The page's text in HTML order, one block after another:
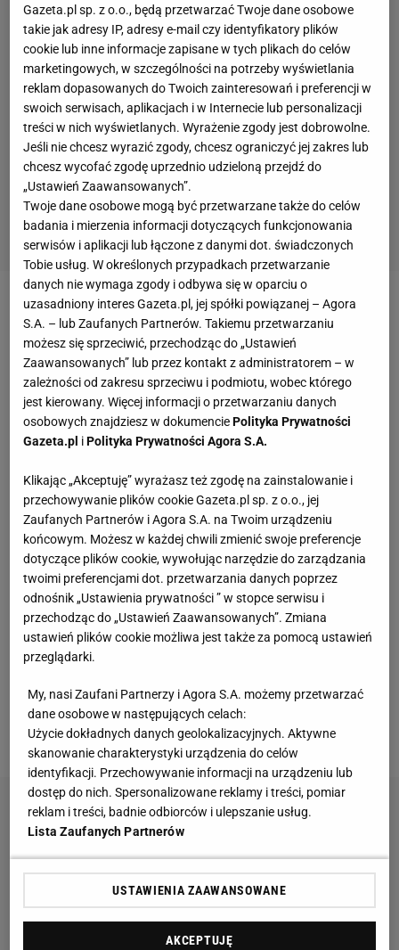
Zobacz wideoRoman Kosecki o obcokrajowcach w
Ekstraklasie: Potrzebujemy znanych piłkarzy jak w
lidze tureckiej, żeby młodzi się uczyli
"Słonie" po awans, ŁKS - po nadzieję na baraże
miejsca, więc ostatniego, które daje prawogryw
barażach o najwyższą klasę rozgrywkową. Musiał
więc ograć wicelidera 1. Ligi, by móc dalej realnie o
nich myśleć.
Na stadionie im. Władysława Króla od pierwszych
minut spotkania zarysowała się jednak wyraźna
przewaga przyjezdnych. Grająca z animuszem
Termalica z każdą akcją udowadniała, że
nieprzypadkowo jest drużyną posiadającą na swoim
koncie najwięcej bramek strzelonych wlidze.
Gazeta.pl sp. z o.o., będą przetwarzać Twoje dane osobowe
takie jak adresy IP, adresy e-mail czy identyfikatory plików
cookie lub inne informacje zapisane w tych plikach do celów
marketingowych, w szczególności na potrzeby wyświetlania
reklam dopasowanych do Twoich zainteresowań i preferencji w
swoich serwisach, aplikacjach i w Internecie lub personalizacji
treści w nich wyświetlanych. Wyrażenie zgody jest dobrowolne.
Jeśli nie chcesz wyrazić zgody, chcesz ograniczyć jej zakres lub
chcesz wycofać zgodę uprzednio udzieloną przejdź do
„Ustawień Zaawansowanych”.
Twoje dane osobowe mogą być przetwarzane także do celów
badania i mierzenia informacji dotyczących funkcjonowania
serwisów i aplikacji lub łączone z danymi dot. świadczonych
Tobie usług. W określonych przypadkach przetwarzanie
danych nie wymaga zgody i odbywa się w oparciu o
uzasadniony interes Gazeta.pl, jej spółki powiązanej – Agora
S.A. – lub Zaufanych Partnerów. Takiemu przetwarzaniu
możesz się sprzeciwić, przechodząc do „Ustawień
Zaawansowanych” lub przez kontakt z administratorem – w
zależności od zakresu sprzeciwu i podmiotu, wobec którego
jest kierowany. Więcej informacji o przetwarzaniu danych
osobowych znajdziesz w dokumenciePolityka Prywatności
Gazeta.pl iPolityka Prywatności Agora S.A.
Klikając „Akceptuję” wyrażasz też zgodę na zainstalowanie i
przechowywanie plików cookie Gazeta.pl sp. z o.o., jej
Zaufanych Partnerów i Agora S.A. na Twoim urządzeniu
końcowym. Możesz w każdej chwili zmienić swoje preferencje
dotyczące plików cookie, wywołując narzędzie do zarządzania
twoimi preferencjami dot. przetwarzania danych poprzez
odnośnik „Ustawienia prywatności ” w stopce serwisu i
przechodząc do „Ustawień Zaawansowanych”. Zmiana
ustawień plików cookie możliwa jest także za pomocą ustawień
przeglądarki.
My, nasi Zaufani Partnerzy i Agora S.A. możemy przetwarzać
dane osobowe w następujących celach:
Użycie dokładnych danych geolokalizacyjnych. Aktywne
skanowanie charakterystyki urządzenia do celów
identyfikacji. Przechowywanie informacji na urządzeniu lub
dostęp do nich. Spersonalizowane reklamy i treści, pomiar
reklam i treści, badnie odbiorców i ulepszanie usług.
Lista Zaufanych Partnerów
USTAWIENIA ZAAWANSOWANE
AKCEPTUJĘ